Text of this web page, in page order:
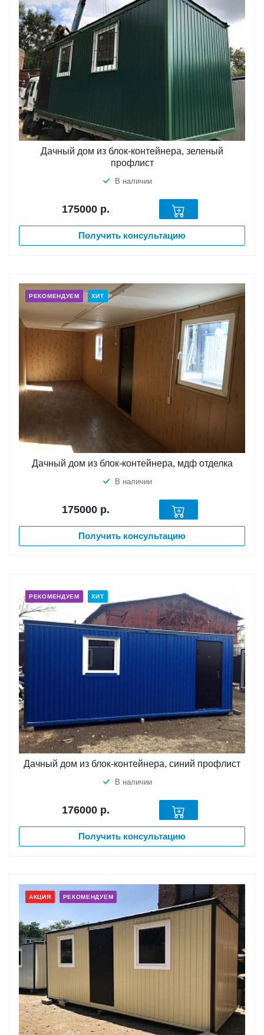
Дачный дом из блок-контейнера, зеленый
профлист
В наличии
175000 р.
Получить консультацию
РЕКОМЕНДУЕМ ХИТ
Дачный дом из блок-контейнера, мдф отделка
В наличии
175000 р.
Получить консультацию
РЕКОМЕНДУЕМ ХИТ
Дачный дом из блок-контейнера, синий профлист
В наличии
176000 р.
Получить консультацию
АКЦИЯ РЕКОМЕНДУЕМ